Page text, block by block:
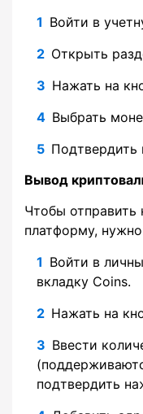
Войти в
Открыть
Нажать на
Выбрать
Подтвердить
Вывод
Чтобы
платформу,
Войти в
вкладку Coins.
Нажать на
Ввести
подтвердить